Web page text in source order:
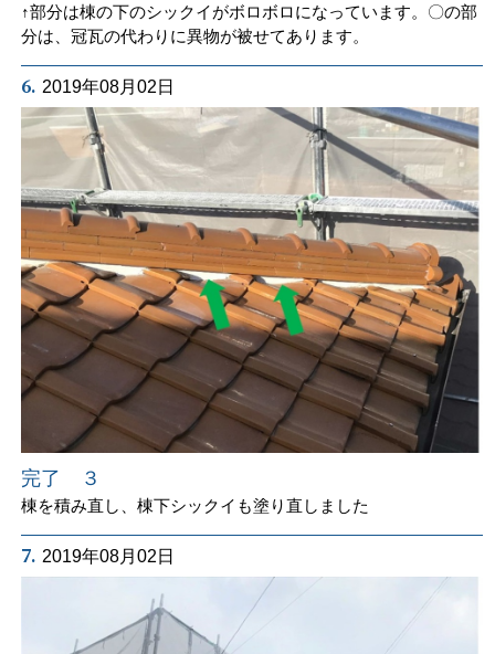
↑部分は棟の下のシックイがボロボロになっています。〇の部
分は、冠瓦の代わりに異物が被せてあります。
6. 2019年08月02日
完了 ３
棟を積み直し、棟下シックイも塗り直しました
7. 2019年08月02日